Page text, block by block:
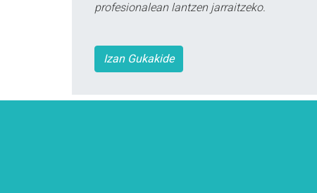
profesionalean lantzen jarraitzeko.
Izan Gukakide